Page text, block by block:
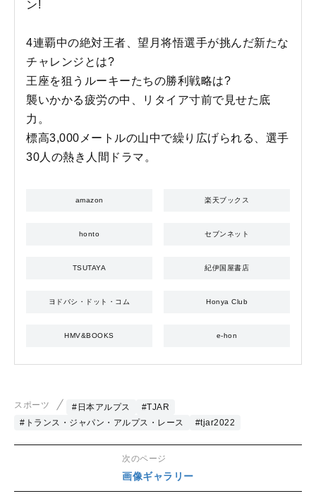
ン!
4連覇中の絶対王者、望月将悟選手が挑んだ新たな
チャレンジとは?
王座を狙うルーキーたちの勝利戦略は?
襲いかかる疲労の中、リタイア寸前で見せた底
力。
標高3,000メートルの山中で繰り広げられる、選手
30人の熱き人間ドラマ。
amazon 楽天ブックス
honto セブンネット
TSUTAYA 紀伊国屋書店
ヨドバシ・ドット・コム Honya Club
HMV&BOOKS e-hon
スポーツ #日本アルプス
#TJAR
#トランス・ジャパン・アルプス・レース
#tjar2022
次のページ
画像ギャラリー